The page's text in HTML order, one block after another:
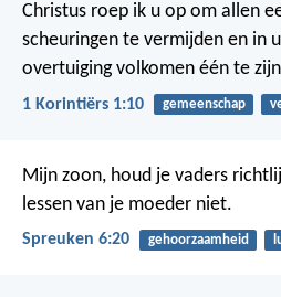
Christus roep ik u op om allen
scheuringen te vermijden en in
overtuiging volkomen één te
1 Korintiërs 1:10 gemeenschap
Mijn zoon, houd je vaders
lessen van je moeder niet.
Spreuken 6:20 gehoorzaamheid